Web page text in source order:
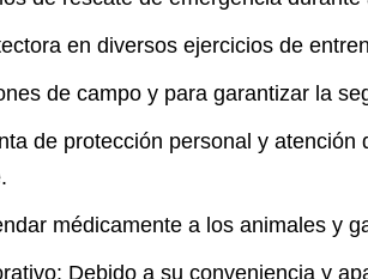
en diversos ejercicios de
de campo y para garantizar la
de protección personal y
médicamente a los animales y
Debido a su conveniencia y